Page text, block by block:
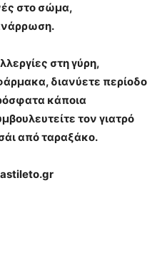
στο σώμα,
στη γύρη,
διανύετε περίοδο
κάποια
τον γιατρό
από ταραξάκο.